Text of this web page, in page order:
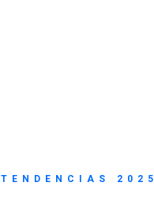
TENDENCIAS 2025